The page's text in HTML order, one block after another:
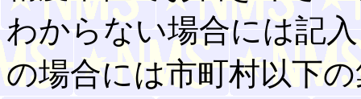
わからない場合には記
の場合には市町村以下